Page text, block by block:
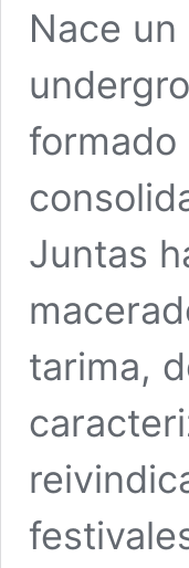
Nace
formado
Juntas
tarima,